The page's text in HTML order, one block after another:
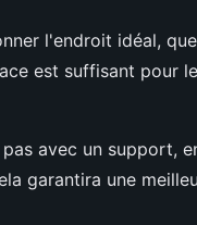
l'endroit idéal,
est suffisant pour
avec un support,
garantira une